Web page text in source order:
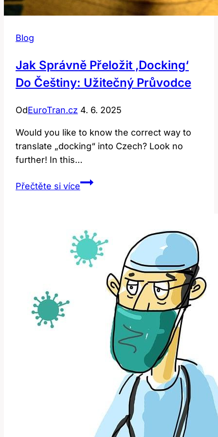
Blog
Jak Správně Přeložit ‚Docking‘
Do Češtiny: Užitečný Průvodce
OdEuroTran.cz 4. 6. 2025
Would‌ you ‍like to know the correct way to
translate „docking“ into ​Czech? Look no
further! In this…
Přečtěte si víceJak
do
Češtiny:
Užitečný
Průvodce